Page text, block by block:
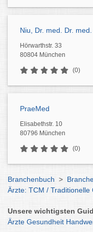
Niu, Dr. med. Dr.
Hörwarthstr. 33
80804 München
(0)
PraeMed
Elisabethstr. 10
80796 München
(0)
Branchenbuch >
Ärzte: TCM / Traditionelle
Unsere wichtigsten
Ärzte Gesundheit